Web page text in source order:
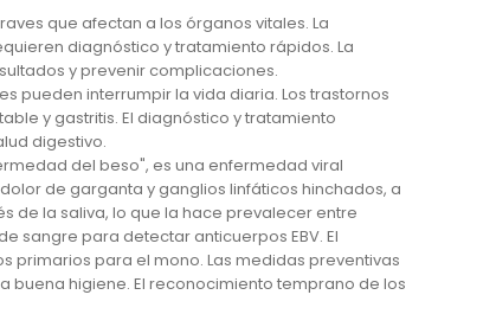
que afectan a los órganos vitales. La
diagnóstico y tratamiento rápidos. La
y prevenir complicaciones.
pueden interrumpir la vida diaria. Los trastornos
y gastritis. El diagnóstico y tratamiento
digestivo.
del beso", es una enfermedad viral
de garganta y ganglios linfáticos hinchados, a
de la saliva, lo que la hace prevalecer entre
sangre para detectar anticuerpos EBV. El
primarios para el mono. Las medidas preventivas
buena higiene. El reconocimiento temprano de los